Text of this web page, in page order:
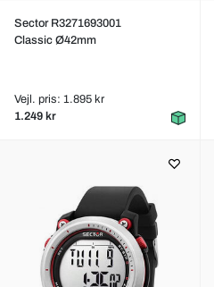
Sector R3271693001
Classic Ø42mm
Vejl. pris: 1.895 kr
1.249 kr